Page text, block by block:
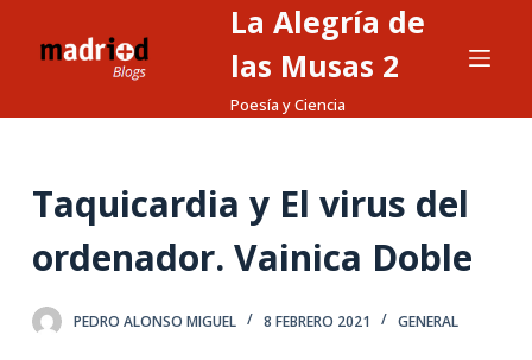
t
n
La Alegría de
las Musas 2
Poesía y Ciencia
Taquicardia y El virus del
ordenador. Vainica Doble
PEDRO ALONSO MIGUEL 8 FEBRERO 2021 GENERAL